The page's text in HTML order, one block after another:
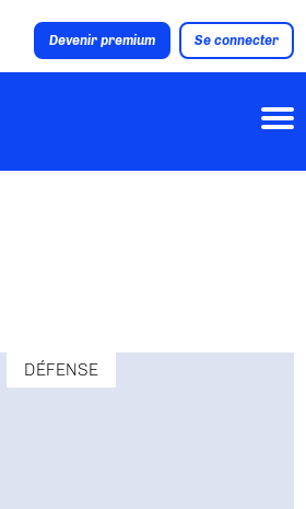
Devenir premium Se connecter
DÉFENSE